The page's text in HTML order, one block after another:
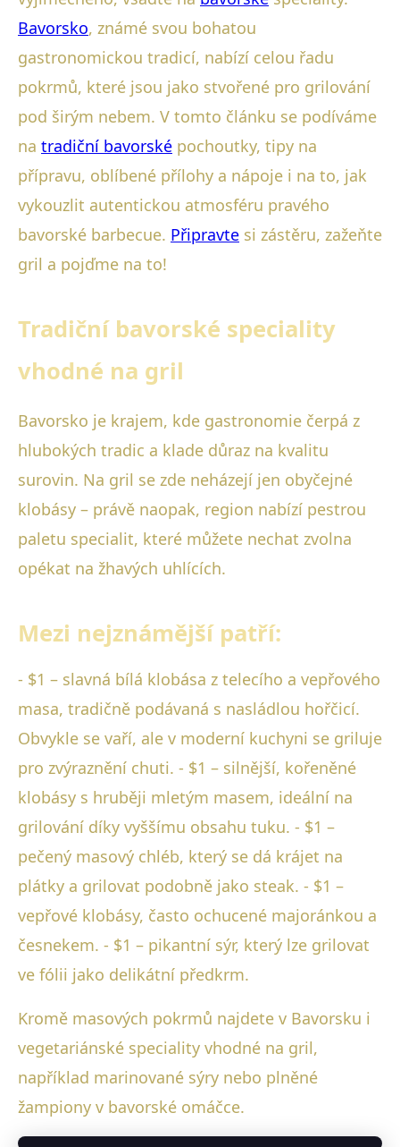
Bavorsko, známé svou bohatou
gastronomickou tradicí, nabízí celou řadu
pokrmů, které jsou jako stvořené pro grilování
pod širým nebem. V tomto článku se podíváme
na tradiční bavorské pochoutky, tipy na
přípravu, oblíbené přílohy a nápoje i na to, jak
vykouzlit autentickou atmosféru pravého
bavorské barbecue. Připravte si zástěru, zažeňte
gril a pojďme na to!
Tradiční bavorské speciality
vhodné na gril
Bavorsko je krajem, kde gastronomie čerpá z
hlubokých tradic a klade důraz na kvalitu
surovin. Na gril se zde neházejí jen obyčejné
klobásy – právě naopak, region nabízí pestrou
paletu specialit, které můžete nechat zvolna
opékat na žhavých uhlících.
Mezi nejznámější patří:
- $1 – slavná bílá klobása z telecího a vepřového
masa, tradičně podávaná s nasládlou hořčicí.
Obvykle se vaří, ale v moderní kuchyni se griluje
pro zvýraznění chuti. - $1 – silnější, kořeněné
klobásy s hruběji mletým masem, ideální na
grilování díky vyššímu obsahu tuku. - $1 –
pečený masový chléb, který se dá krájet na
plátky a grilovat podobně jako steak. - $1 –
vepřové klobásy, často ochucené majoránkou a
česnekem. - $1 – pikantní sýr, který lze grilovat
ve fólii jako delikátní předkrm.
Kromě masových pokrmů najdete v Bavorsku i
vegetariánské speciality vhodné na gril,
například marinované sýry nebo plněné
žampiony v bavorské omáčce.